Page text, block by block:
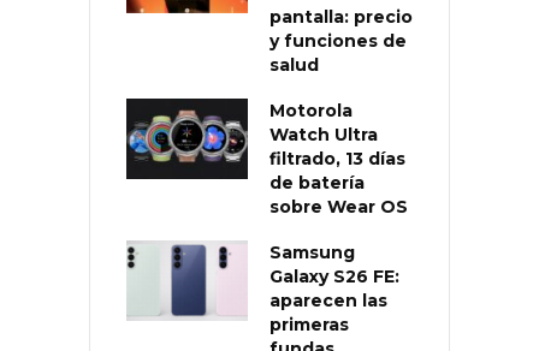
pantalla: precio
y funciones de
salud
Motorola
Watch Ultra
filtrado, 13 días
de batería
sobre Wear OS
Samsung
Galaxy S26 FE:
aparecen las
primeras